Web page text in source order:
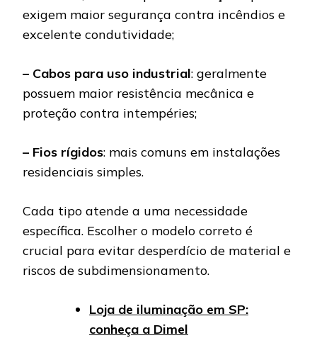
exigem maior segurança contra incêndios e
excelente condutividade;
– Cabos para uso industrial: geralmente
possuem maior resistência mecânica e
proteção contra intempéries;
– Fios rígidos: mais comuns em instalações
residenciais simples.
Cada tipo atende a uma necessidade
específica. Escolher o modelo correto é
crucial para evitar desperdício de material e
riscos de subdimensionamento.
Loja de iluminação em SP:
conheça a Dimel